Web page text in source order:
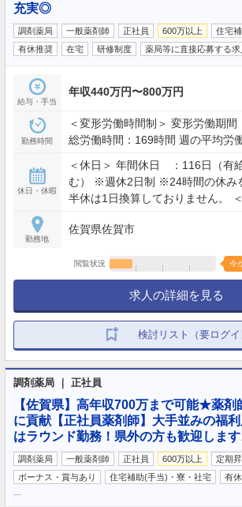
充実◎
調剤薬局 一般薬剤師 正社員 600万以上
住宅
有休推奨
在宅 研修制度 薬局等に直接応募する求
給与・手当
年収440万円〜800万円
勤務時間
＜変形労働時間制＞ 変形労働期
総労働時間：169時間 週の平均労
休日・休暇
＜休日＞ 年間休日 ：116日（有
む） ※週休2日制 ※24時間の休み
半休は1日換算しておりません。 ＜休暇＞・年次有給
日月の中で1日 ・産前休暇：6週
休暇とは別に5日/年 ・特別休暇①
日 ・特別休暇②：忌引き最大7
配偶者が出産するとき2日 ・特
失、倒壊等の災害 7日以内
勤務地
佐賀県佐賀市
閲覧状況 今
求人の詳細を見る
検討リスト（要ログイ
調剤薬局 ｜ 正社員
【佐賀県】高年収700万まで可能★薬剤
に貢献【正社員薬剤師】大手並みの福
はラウンド勤務！県外の方も歓迎します
調剤薬局 一般薬剤師 正社員 600万以上
定期
ボーナス・賞与あり
住宅補助(手当)・寮・社宅 有